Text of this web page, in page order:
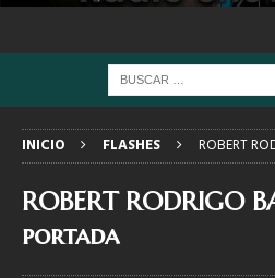
INICIO FLASHES ROBERT
ROBERT RODRIGO
portada